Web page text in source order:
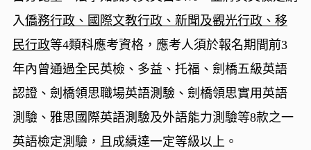
入僑務行政、國際文教行政、新聞及觀光行政、移
民行政等4類科應考資格，應考人須於報名期間前3
年內曾通過全民英檢、多益、托福、劍橋五級英語
認證、劍橋領思職場英語測驗、劍橋領思實用英語
測驗、雅思國際英語測驗及外語能力測驗等8款之一
英語檢定測驗，且成績達一定等級以上。